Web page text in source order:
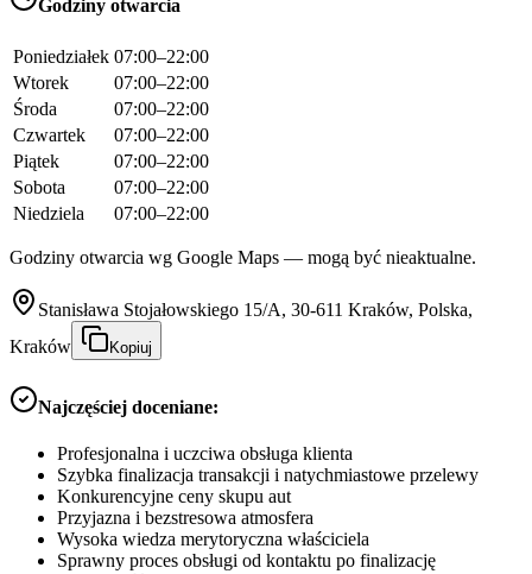
Godziny otwarcia
Poniedziałek 07:00–22:00
Wtorek
07:00–22:00
Środa
07:00–22:00
Czwartek
07:00–22:00
Piątek
07:00–22:00
Sobota
07:00–22:00
Niedziela
07:00–22:00
Godziny otwarcia wg Google Maps — mogą być nieaktualne.
Stanisława Stojałowskiego 15/A, 30-611 Kraków, Polska,
Kraków
Kopiuj
Najczęściej doceniane:
Profesjonalna i uczciwa obsługa klienta
Szybka finalizacja transakcji i natychmiastowe przelewy
Konkurencyjne ceny skupu aut
Przyjazna i bezstresowa atmosfera
Wysoka wiedza merytoryczna właściciela
Sprawny proces obsługi od kontaktu po finalizację